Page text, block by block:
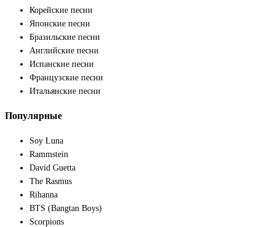
Корейские песни
Японские песни
Бразильские песни
Английские песни
Испанские песни
Французские песни
Итальянские песни
Популярные
Soy Luna
Rammstein
David Guetta
The Rasmus
Rihanna
BTS (Bangtan Boys)
Scorpions